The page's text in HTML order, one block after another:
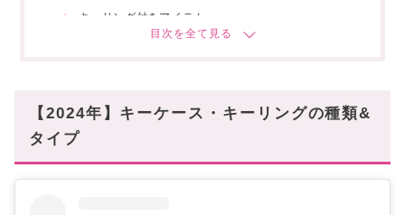
キーリング付きアイテム
車の鍵・スマートキーケース収納可タイプ
✓6連フックの人気ブランド
✓カードケース・ポーチ付きの人気ブランド
✓キーリング付きアイテムの人気ブランド
【2024年】キーケース・キーリングの種類&
タイプ